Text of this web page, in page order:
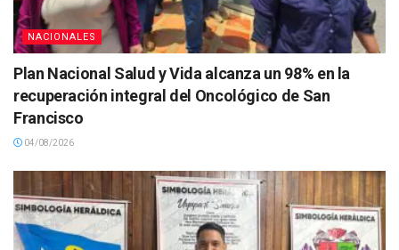
NACIONALES
Plan Nacional Salud y Vida alcanza un 98% en la
recuperación integral del Oncológico de San
Francisco
04/08/2026